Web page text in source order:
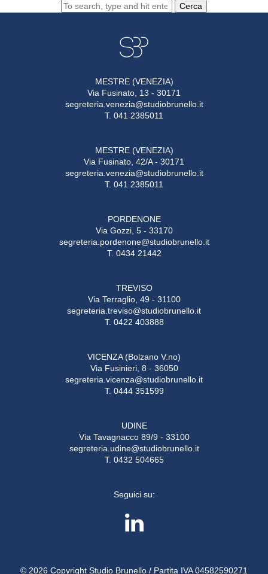
Cerca
MESTRE (VENEZIA)
Via Fusinato, 13 - 30171
segreteria.venezia@studiobrunello.it
T. 041 2385011
MESTRE (VENEZIA)
Via Fusinato, 42/A - 30171
segreteria.venezia@studiobrunello.it
T. 041 2385011
PORDENONE
Via Gozzi, 5 - 33170
segreteria.pordenone@studiobrunello.it
T. 0434 21442
TREVISO
Via Terraglio, 49 - 31100
segreteria.treviso@studiobrunello.it
T. 0422 403888
VICENZA (Bolzano V.no)
Via Fusinieri, 8 - 36050
segreteria.vicenza@studiobrunello.it
T. 0444 351599
UDINE
Via Tavagnacco 89/9 - 33100
segreteria.udine@studiobrunello.it
T. 0432 504665
Seguici su:
© 2026 Copyright Studio Brunello / Partita IVA 04582590271